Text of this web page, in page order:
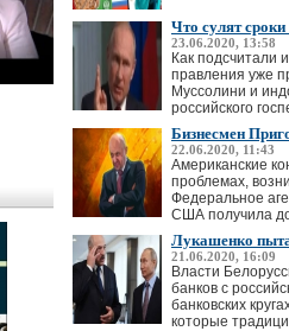
Что сулят
23.06.2020, 13:58
Как подсчитали
правления уже
Муссолини и
российского
Бизнесмен
22.06.2020, 11:43
Американские
проблемах,
Федеральное
США получила
Лукашенко
21.06.2020, 16:09
Власти
банков с
банковских
которые